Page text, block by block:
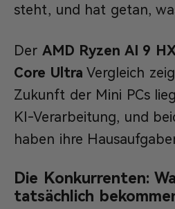
steht, und hat getan,
Der AMD Ryzen AI 9
Core Ultra Vergleich
Zukunft der Mini PCs
KI-Verarbeitung, und
haben ihre
Die Konkurrenten:
tatsächlich